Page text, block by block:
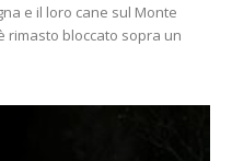
e il loro cane sul Monte
rimasto bloccato sopra un